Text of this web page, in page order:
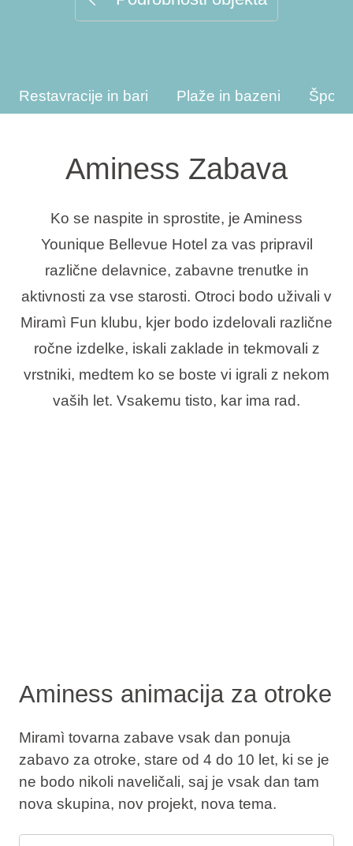
Vrste počitnic
Blagovne znamke
Blogovi
Restavracije in bari Plaže in bazeni Šport
Aminess Zabava
Ko se naspite in sprostite, je Aminess
Younique Bellevue Hotel za vas pripravil
različne delavnice, zabavne trenutke in
aktivnosti za vse starosti. Otroci bodo uživali v
Miramì Fun klubu, kjer bodo izdelovali različne
ročne izdelke, iskali zaklade in tekmovali z
vrstniki, medtem ko se boste vi igrali z nekom
vaših let. Vsakemu tisto, kar ima rad.
Aminess animacija za otroke
Miramì tovarna zabave vsak dan ponuja
zabavo za otroke, stare od 4 do 10 let, ki se je
ne bodo nikoli naveličali, saj je vsak dan tam
nova skupina, nov projekt, nova tema.